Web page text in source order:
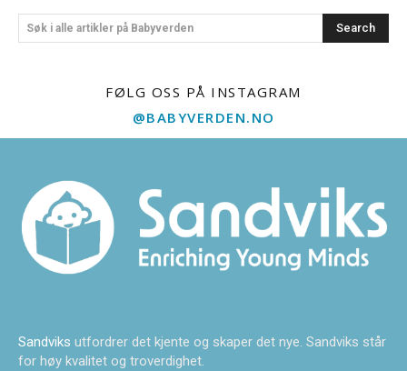
Søk i alle artikler på Babyverden Search
FØLG OSS PÅ INSTAGRAM
@BABYVERDEN.NO
Sandviks utfordrer det kjente og skaper det nye. Sandviks står
for høy kvalitet og troverdighet.